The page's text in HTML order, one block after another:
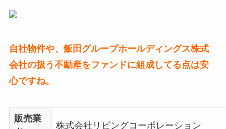
自社物件や、飯田グループホールディングス株式
会社の扱う不動産をファンドに組成してる点は安
心ですね。
販売業
株式会社リビングコーポレーション